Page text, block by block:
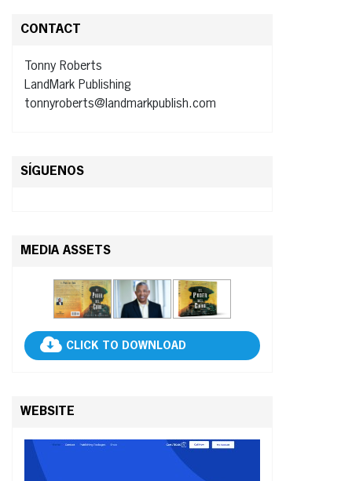
CONTACT
Tonny Roberts
LandMark Publishing
tonnyroberts@landmarkpublish.com
SÍGUENOS
MEDIA ASSETS
CLICK TO DOWNLOAD
WEBSITE